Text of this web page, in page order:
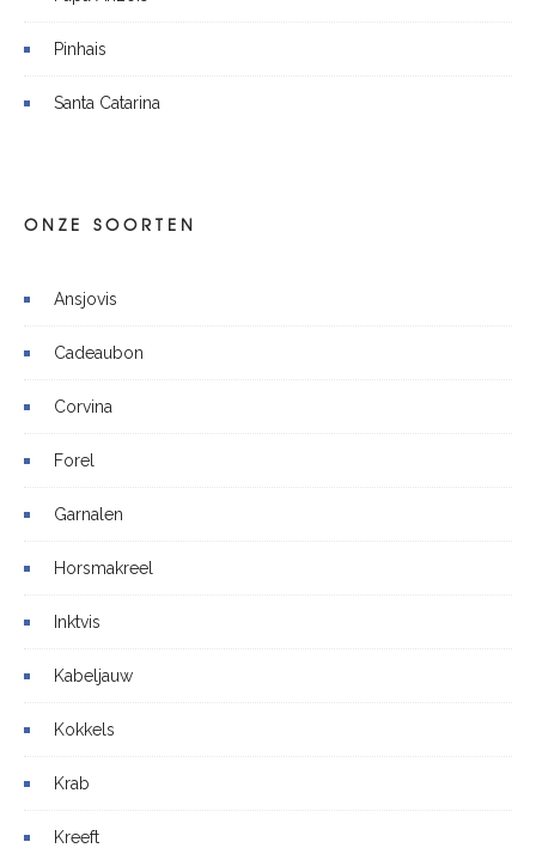
Pinhais
Santa Catarina
ONZE SOORTEN
Ansjovis
Cadeaubon
Corvina
Forel
Garnalen
Horsmakreel
Inktvis
Kabeljauw
Kokkels
Krab
Kreeft